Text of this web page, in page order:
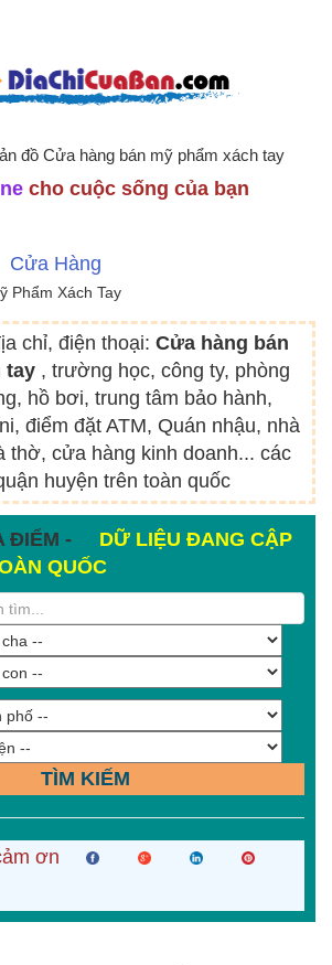
đồ Cửa hàng bán mỹ phẩm xách tay
cho cuộc sống của bạn
Cửa Hàng
Phẩm Xách Tay
chỉ, điện thoại: Cửa hàng bán
tay , trường học, công ty, phòng
hồ bơi, trung tâm bảo hành,
điểm đặt ATM, Quán nhậu, nhà
thờ, cửa hàng kinh doanh... các
huyện trên toàn quốc
ĐIỂM -
DỮ LIỆU ĐANG CẬP
QUỐC
TÌM KIẾM
ơn